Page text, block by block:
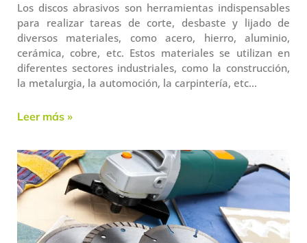
Los discos abrasivos son herramientas indispensables
para realizar tareas de corte, desbaste y lijado de
diversos materiales, como acero, hierro, aluminio,
cerámica, cobre, etc. Estos materiales se utilizan en
diferentes sectores industriales, como la construcción,
la metalurgia, la automoción, la carpintería, etc…
Leer más »